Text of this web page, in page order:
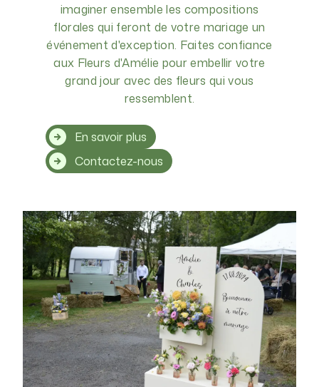
imaginer ensemble les compositions
florales qui feront de votre mariage un
événement d'exception. Faites confiance
aux Fleurs d'Amélie pour embellir votre
grand jour avec des fleurs qui vous
ressemblent.
En savoir plus
Contactez-nous